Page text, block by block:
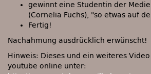
gewinnt eine Studentin der
(Cornelia Fuchs), "so etwas auf
Fertig!
Nachahmung ausdrücklich erwünscht!
Hinweis: Dieses und ein weiteres
youtube online unter: